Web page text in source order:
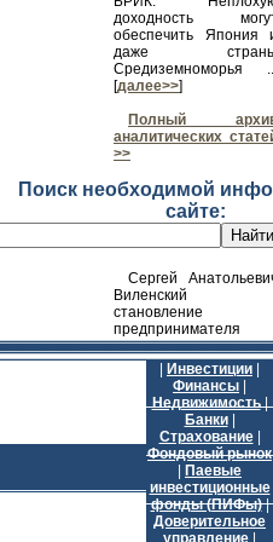
доходность
обеспечить Япония
даже
Средиземноморья
[далее>>]
Полный
аналитических
>>
Поиск необходимой
сайте:
Сергей
Виленский
становление
предпринимателя
Инвестиции
Финансы
Недвижимость|
Банки|
Страхование|
Фондовый рынок
Паевые
инвестиционные
фонды (ПИФы)|
Доверительное
управление